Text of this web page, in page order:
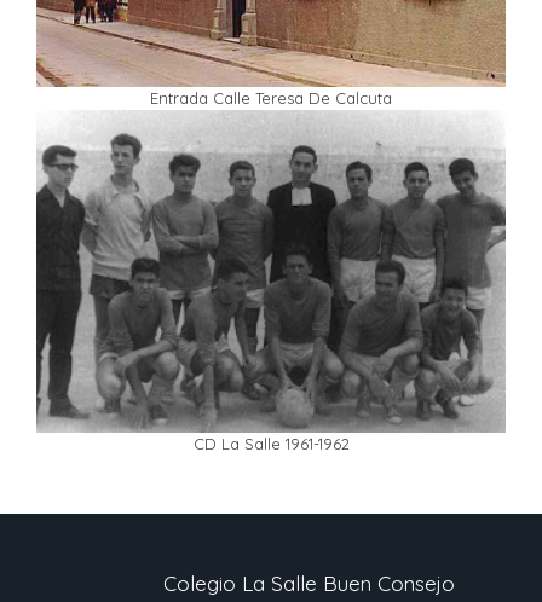
Entrada Calle Teresa De Calcuta
CD La Salle 1961-1962
Colegio La Salle Buen Consejo